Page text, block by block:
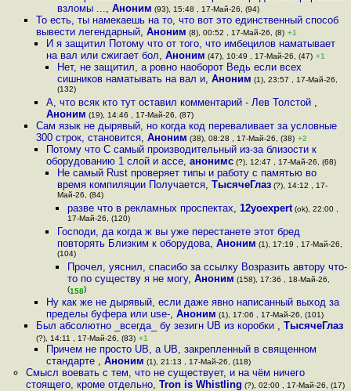
взломы ..., Аноним (93), 15:48 , 17-Май-26, (94)
То есть, ты намекаешь на то, что вот это единственный способ
вывести легендарный, Аноним (8), 00:52 , 17-Май-26, (8) +1
И я защитил Потому что от того, что имбецилов наматывает
на вал или сжигает бол,Аноним (47), 10:49 , 17-Май-26, (47) +1
Нет, не защитил, а ровно наоборот Ведь если всех
сишников наматывать на вал и, Аноним (1), 23:57 , 17-Май-26,
(132)
А, что всяк кто тут оставил комментарий - Лев Толстой ,
Аноним (19), 14:46 , 17-Май-26, (87)
Сам язык не дырявый, но когда код переваливает за условные
300 строк, становится, Аноним (38), 08:28 , 17-Май-26, (38) +2
Потому что C самый производительный из-за близости к
оборудованию 1 слой и ассе,анонимс (?), 12:47 , 17-Май-26, (68)
Не самый Rust проверяет типы и работу с памятью во
время компиляции Получается, ТысячеГлаз(?), 14:12 , 17-
Май-26, (84)
разве что в рекламных проспектах, 12yoexpert(ok), 22:00 ,
17-Май-26, (120)
Господи, да когда ж вы уже перестанете этот бред
повторять Близким к оборудова, Аноним (1), 17:19 , 17-Май-26,
(104)
Прочел, уяснил, спасибо за ссылку Возразить автору что-
то по существу я не могу, Аноним (158), 17:36 , 18-Май-26,
(158)
Ну как же не дырявый, если даже явно написанный выход за
пределы буфера или use-,Аноним (1), 17:06 , 17-Май-26, (101)
Был абсолютно _всегда_ бу зезигн UB из коробки , ТысячеГлаз
(?), 14:11 , 17-Май-26, (83) +1
Причем не просто UB, а UB, закрепленный в священном
стандарте ,Аноним (1), 21:13 , 17-Май-26, (118)
Смысл воевать с тем, что не существует, и на чём ничего
стоящего, кроме отдельно, Tron is Whistling (?), 02:00 , 17-Май-26, (17)